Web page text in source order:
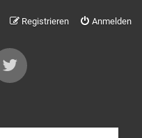
Anmelden
Registrieren